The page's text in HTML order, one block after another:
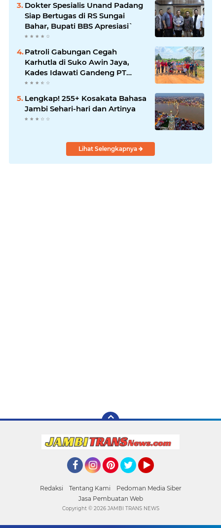
Dokter Spesialis Unand Padang
Siap Bertugas di RS Sungai
Bahar, Bupati BBS Apresiasi`
Patroli Gabungan Cegah
Karhutla di Suko Awin Jaya,
Kades Idawati Gandeng PT
BBB-S, TNI dan BPD
Lengkap! 255+ Kosakata Bahasa
Jambi Sehari-hari dan Artinya
Lihat Selengkapnya
Redaksi Tentang Kami
Pedoman Media Siber
Jasa Pembuatan Web
Copyright © 2026 JAMBI TRANS NEWS